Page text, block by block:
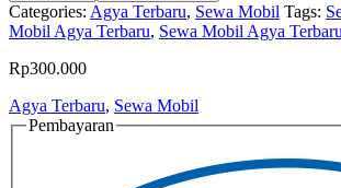
Categories: Agya Terbaru, Sewa Mobil Tags:
Mobil Agya Terbaru, Sewa Mobil Agya
Rp300.000
Agya Terbaru, Sewa Mobil
Pembayaran